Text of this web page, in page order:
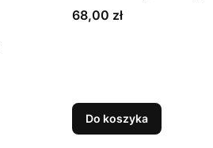
Cena
68,00 zł
Do koszyka